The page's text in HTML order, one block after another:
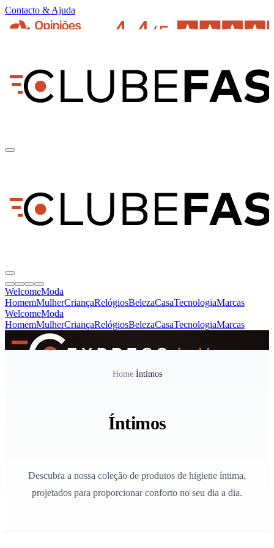
Contacto & Ajuda
WelcomeModa
HomemMulherCriançaRelógiosBelezaCasaTecnologiaMarcas
WelcomeModa
HomemMulherCriançaRelógiosBelezaCasaTecnologiaMarcas
Home/Íntimos
Íntimos
Descubra a nossa coleção de produtos de higiene íntima,
projetados para proporcionar conforto no seu dia a dia.